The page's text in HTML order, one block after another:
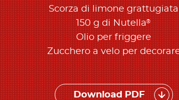
Scorza di limone grattugiata
150 g di Nutella®
Olio per friggere
Zucchero a velo per
Download PDF